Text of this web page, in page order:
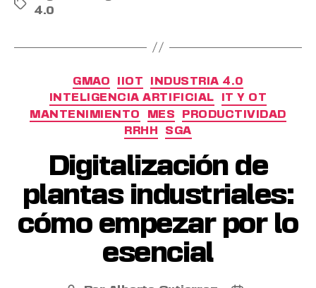
4.0
GMAO IIOT
INDUSTRIA 4.0
INTELIGENCIA ARTIFICIAL
IT Y OT
MANTENIMIENTO
MES
PRODUCTIVIDAD
RRHH
SGA
Digitalización de
plantas industriales:
cómo empezar por lo
esencial